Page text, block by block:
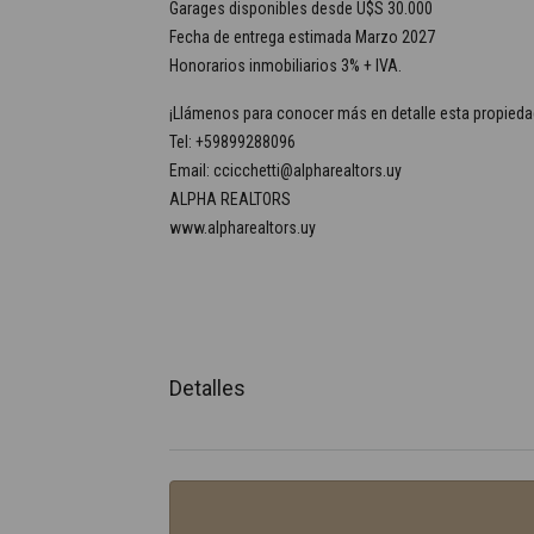
Garages disponibles desde U$S 30.000
Fecha de entrega estimada Marzo 2027
Honorarios inmobiliarios 3% + IVA.
¡Llámenos para conocer más en detalle esta
Tel: +59899288096
Email: ccicchetti@alpharealtors.uy
ALPHA REALTORS
www.alpharealtors.uy
Detalles